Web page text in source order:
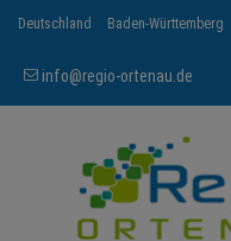
Deutschland Baden-Württemberg
info@regio-ortenau.de